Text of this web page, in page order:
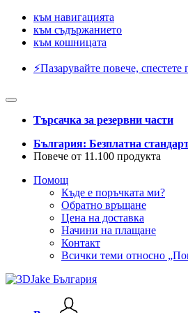
към навигацията
към съдържанието
към кошницата
⚡️Пазарувайте повече,
Търсачка за резервни части
България: Безплатна
Повече от 11.100 продукта
Помощ
Къде е поръчката ми?
Обратно връщане
Цена на доставка
Начини на плащане
Контакт
Всички теми относно